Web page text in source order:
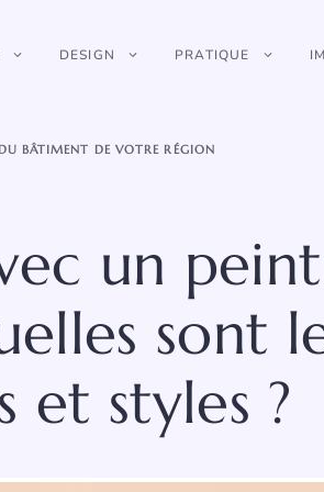
DESIGN PRATIQUE
BÂTIMENT DE VOTRE RÉGION
un
sont
et styles ?